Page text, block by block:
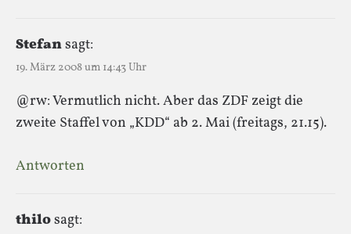
Stefansagt:
19. März 2008 um 14:43 Uhr
@rw: Vermutlich nicht. Aber das ZDF zeigt die
zweite Staffel von „KDD“ ab 2. Mai (freitags, 21.15).
Antworten
thilosagt: